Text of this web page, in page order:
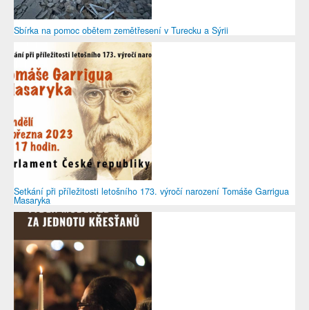
Sbírka na pomoc obětem zemětřesení v Turecku a Sýrii
Setkání při příležitosti letošního 173. výročí narození Tomáše Garrigua
Masaryka